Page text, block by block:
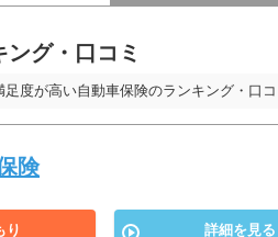
グ・口コミ
度が高い自動車保険のランキング・口コ
険
り 詳細を見る